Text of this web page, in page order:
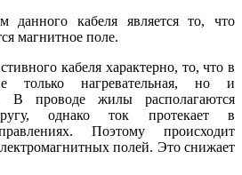
данного кабеля является то, что
магнитное поле.
кабеля характерно, то, что в
только нагревательная, но и
В проводе жилы располагаются
однако ток протекает в
Поэтому происходит
полей. Это снижает